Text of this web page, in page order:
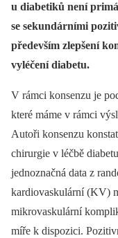
u diabetiků není
se sekundárními
především zlepšení
vyléčení diabetu.
V rámci konsenzu je
které máme v rámci
Autoři konsenzu
chirurgie v léčbě
jednoznačná data z
kardiovaskulární (KV)
mikrovaskulární
míře k dispozici.